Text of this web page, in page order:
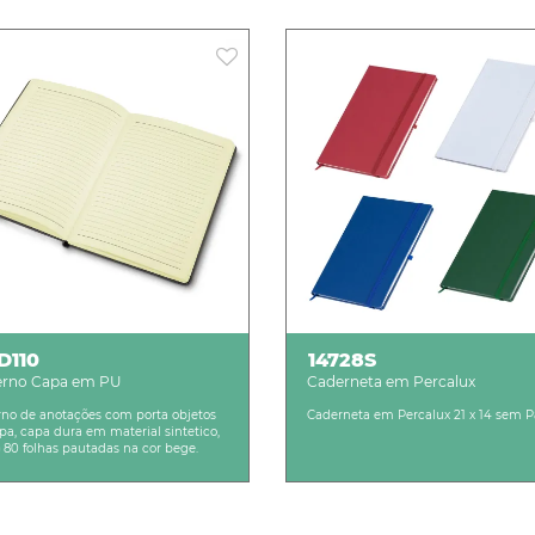
Capa em PU
de anotações com porta objetos
capa dura em material sintetico,
80 folhas pautadas na cor bege.
14728S
Caderneta em Percalux
Caderneta em Percalux 21 x 14 sem